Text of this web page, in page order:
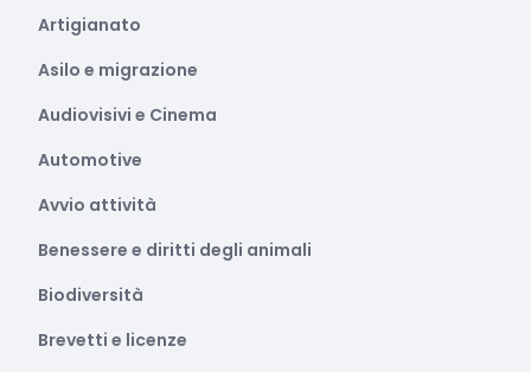
Artigianato
Asilo e migrazione
Audiovisivi e Cinema
Automotive
Avvio attività
Benessere e diritti degli animali
Biodiversità
Brevetti e licenze